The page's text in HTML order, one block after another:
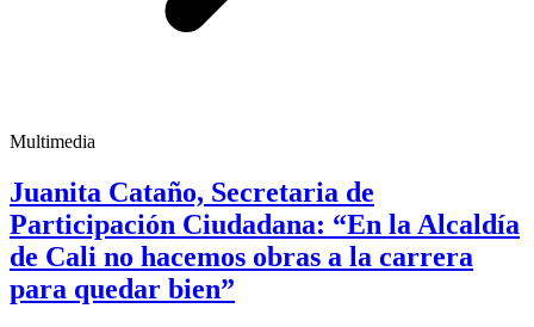
Multimedia
Juanita Cataño, Secretaria de
Participación Ciudadana: “En la Alcaldía
de Cali no hacemos obras a la carrera
para quedar bien”